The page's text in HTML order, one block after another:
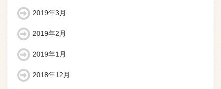
2019年3月
2019年2月
2019年1月
2018年12月